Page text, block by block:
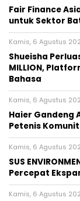
Fair Finance
untuk Sektor
Kamis, 6 Agustus
Shueisha
MILLION,
Bahasa
Kamis, 6 Agustus
Haier Gandeng
Petenis
Kamis, 6 Agustus
SUS
Percepat
Kamis, 6 Agustus